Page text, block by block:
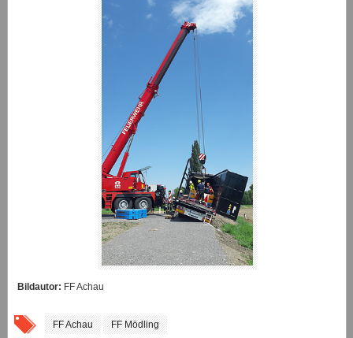
Bildautor: FF Achau
FF Achau FF Mödling